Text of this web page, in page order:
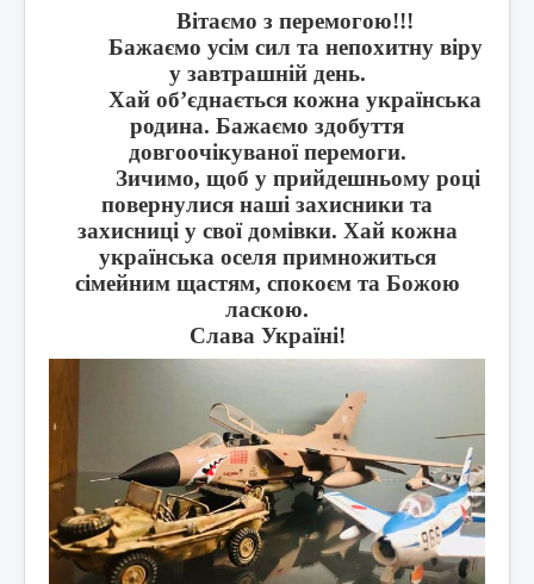
Вітаємо з перемогою!!!
Бажаємо усім сил та непохитну віру
у завтрашній день.
Хай об’єднається кожна українська
родина. Бажаємо здобуття
довгоочікуваної перемоги.
Зичимо, щоб у прийдешньому році
повернулися наші захисники та
захисниці у свої домівки. Хай кожна
українська оселя примножиться
сімейним щастям, спокоєм та Божою
ласкою.
Слава Україні!